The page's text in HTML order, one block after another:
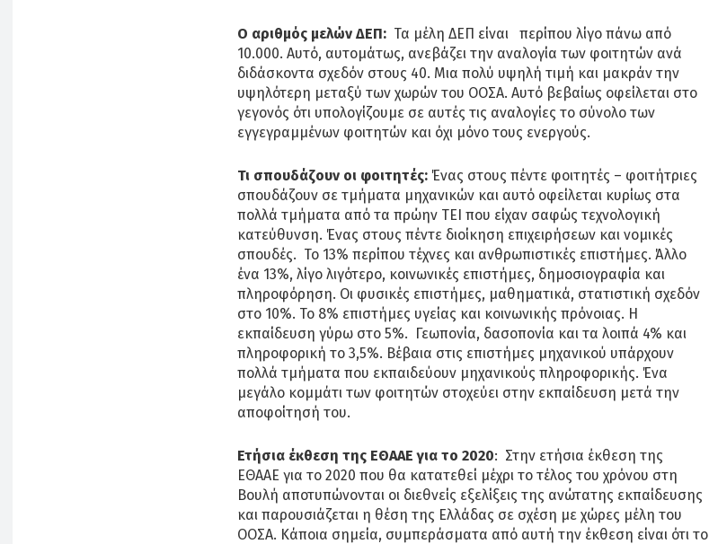
Ο αριθμός μελών ΔΕΠ: Τα μέλη ΔΕΠ είναι περίπου λίγο πάνω από
10.000. Αυτό, αυτομάτως, ανεβάζει την αναλογία των φοιτητών ανά
διδάσκοντα σχεδόν στους 40. Μια πολύ υψηλή τιμή και μακράν την
υψηλότερη μεταξύ των χωρών του ΟΟΣΑ. Αυτό βεβαίως οφείλεται στο
γεγονός ότι υπολογίζουμε σε αυτές τις αναλογίες το σύνολο των
εγγεγραμμένων φοιτητών και όχι μόνο τους ενεργούς.
Τι σπουδάζουν οι φοιτητές: Ένας στους πέντε φοιτητές – φοιτήτριες
σπουδάζουν σε τμήματα μηχανικών και αυτό οφείλεται κυρίως στα
πολλά τμήματα από τα πρώην ΤΕΙ που είχαν σαφώς τεχνολογική
κατεύθυνση. Ένας στους πέντε διοίκηση επιχειρήσεων και νομικές
σπουδές. Το 13% περίπου τέχνες και ανθρωπιστικές επιστήμες. Άλλο
ένα 13%, λίγο λιγότερο, κοινωνικές επιστήμες, δημοσιογραφία και
πληροφόρηση. Οι φυσικές επιστήμες, μαθηματικά, στατιστική σχεδόν
στο 10%. Το 8% επιστήμες υγείας και κοινωνικής πρόνοιας. Η
εκπαίδευση γύρω στο 5%. Γεωπονία, δασοπονία και τα λοιπά 4% και
πληροφορική το 3,5%. Βέβαια στις επιστήμες μηχανικού υπάρχουν
πολλά τμήματα που εκπαιδεύουν μηχανικούς πληροφορικής. Ένα
μεγάλο κομμάτι των φοιτητών στοχεύει στην εκπαίδευση μετά την
αποφοίτησή του.
Ετήσια έκθεση της ΕΘΑΑΕ για το 2020: Στην ετήσια έκθεση της
ΕΘΑΑΕ για το 2020 που θα κατατεθεί μέχρι το τέλος του χρόνου στη
Βουλή αποτυπώνονται οι διεθνείς εξελίξεις της ανώτατης εκπαίδευσης
και παρουσιάζεται η θέση της Ελλάδας σε σχέση με χώρες μέλη του
ΟΟΣΑ. Κάποια σημεία, συμπεράσματα από αυτή την έκθεση είναι ότι το